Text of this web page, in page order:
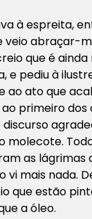
à espreita,
veio abraçar-
que é
e pediu à
ao ato que
primeiro dos
molecote.
as lágrimas
vi mais nada.
que estão
a óleo.